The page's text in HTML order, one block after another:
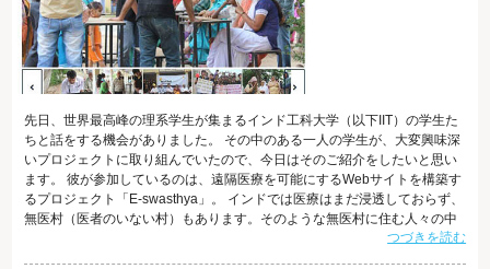
先日、世界最高峰の理系学生が集まるインド工科大学（以下IIT）の学生た
ちと話をする機会がありました。 その中のある一人の学生が、大変興味深
いプロジェクトに取り組んでいたので、今日はそのご紹介をしたいと思い
ます。 彼が参加しているのは、遠隔医療を可能にするWebサイトを構築す
るプロジェクト「E-swasthya」。 インドでは医療はまだ浸透しておらず、
無医村（医者のいない村）もあります。そのような無医村に住む人々の中
には低所得者も多く、水道が整備されていないために病気になりやすい状
つづきを読む